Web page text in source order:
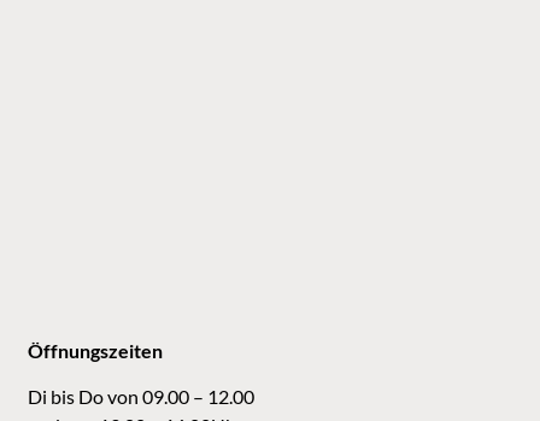
Öffnungszeiten
Di bis Do von 09.00 – 12.00